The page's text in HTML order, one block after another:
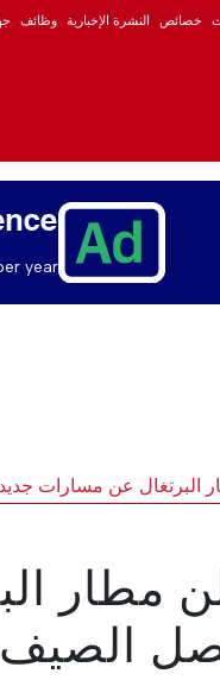
خصائص النشرة الإخبارية وظائف
year.
البرتغال عن مسارات
مطار
الصيف